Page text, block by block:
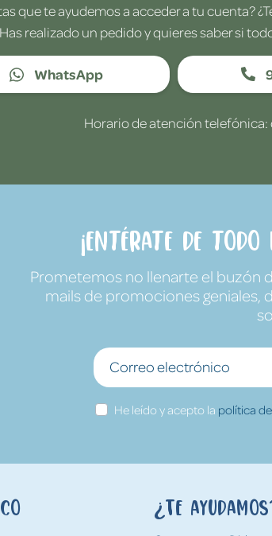
que te ayudemos a acceder a tu cuenta?
realizado un pedido y quieres saber si
WhatsApp
Horario de atención telefónica:
¡Entérate de todo
Prometemos no llenarte el buzón
mails de promociones geniales,
He leído y acepto la política
¿Te